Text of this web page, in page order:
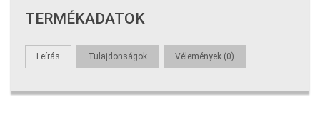
TERMÉKADATOK
Leírás Tulajdonságok Vélemények (0)